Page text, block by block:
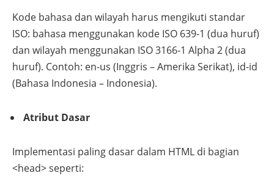
Kode bahasa dan wilayah harus mengikuti standar
ISO: bahasa menggunakan kode ISO 639-1 (dua huruf)
dan wilayah menggunakan ISO 3166-1 Alpha 2 (dua
huruf). Contoh: en-us (Inggris – Amerika Serikat), id-id
(Bahasa Indonesia – Indonesia).
Atribut Dasar
Implementasi paling dasar dalam HTML di bagian
<head>seperti: